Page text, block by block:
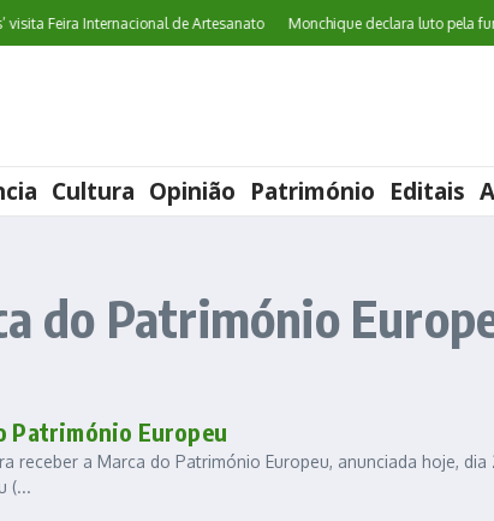
visita Feira Internacional de Artesanato Monchique declara luto pela
Cultura Opinião Património Editais
do Património
Património Europeu
a Marca do Património Europeu, anunciada hoje, dia
(...